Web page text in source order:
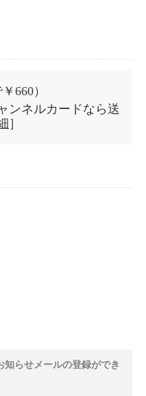
660）
ンネルカードなら送
］
知らせメールの登録ができ